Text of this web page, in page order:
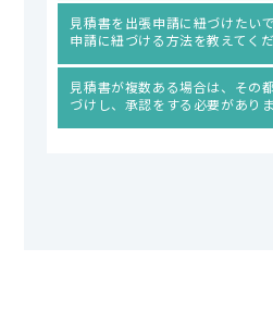
見積書を出張申請に紐づけたい
申請に紐づける方法を教えてくだ
見積書が複数ある場合は、その
づけし、承認をする必要があり